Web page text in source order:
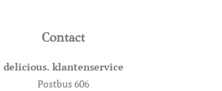
Contact
delicious. klantenservice
Postbus 606